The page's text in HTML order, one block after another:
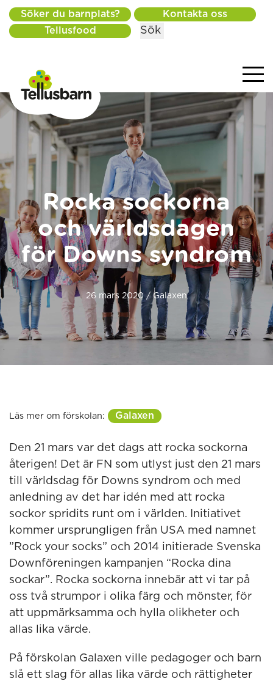
Söker du barnplats?
Kontakta oss
Tellusfood
Sök
Rocka sockorna
och världsdagen
för Downs syndrom
26 mars 2020 / Galaxen
Läs mer om förskolan: Galaxen
Den 21 mars var det dags att rocka sockorna
återigen! Det är FN som utlyst just den 21 mars
till världsdag för Downs syndrom och med
anledning av det har idén med att rocka
sockor spridits runt om i världen. Initiativet
kommer ursprungligen från USA med namnet
”Rock your socks” och 2014 initierade Svenska
Downföreningen kampanjen “Rocka dina
sockar”. Rocka sockorna innebär att vi tar på
oss två strumpor i olika färg och mönster, för
att uppmärksamma och hylla olikheter och
allas lika värde.
På förskolan Galaxen ville pedagoger och barn
slå ett slag för allas lika värde och rättigheter